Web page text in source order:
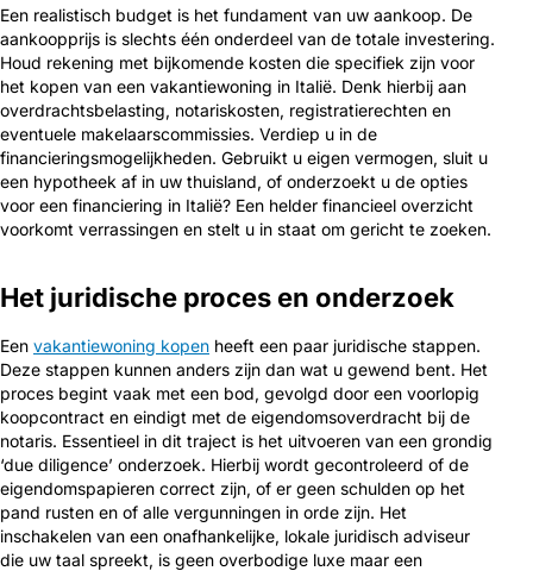
Een realistisch budget is het fundament van uw aankoop. De
aankoopprijs is slechts één onderdeel van de totale investering.
Houd rekening met bijkomende kosten die specifiek zijn voor
het kopen van een vakantiewoning in Italië. Denk hierbij aan
overdrachtsbelasting, notariskosten, registratierechten en
eventuele makelaarscommissies. Verdiep u in de
financieringsmogelijkheden. Gebruikt u eigen vermogen, sluit u
een hypotheek af in uw thuisland, of onderzoekt u de opties
voor een financiering in Italië? Een helder financieel overzicht
voorkomt verrassingen en stelt u in staat om gericht te zoeken.
Het juridische proces en onderzoek
Een vakantiewoning kopen heeft een paar juridische stappen.
Deze stappen kunnen anders zijn dan wat u gewend bent. Het
proces begint vaak met een bod, gevolgd door een voorlopig
koopcontract en eindigt met de eigendomsoverdracht bij de
notaris. Essentieel in dit traject is het uitvoeren van een grondig
‘due diligence’ onderzoek. Hierbij wordt gecontroleerd of de
eigendomspapieren correct zijn, of er geen schulden op het
pand rusten en of alle vergunningen in orde zijn. Het
inschakelen van een onafhankelijke, lokale juridisch adviseur
die uw taal spreekt, is geen overbodige luxe maar een